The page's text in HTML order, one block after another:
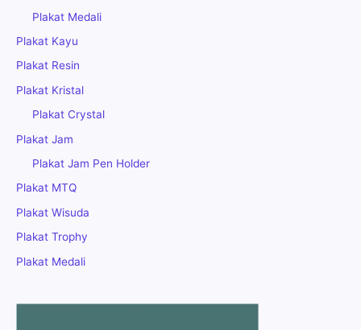
Plakat Medali
Plakat Kayu
Plakat Resin
Plakat Kristal
Plakat Crystal
Plakat Jam
Plakat Jam Pen Holder
Plakat MTQ
Plakat Wisuda
Plakat Trophy
Plakat Medali